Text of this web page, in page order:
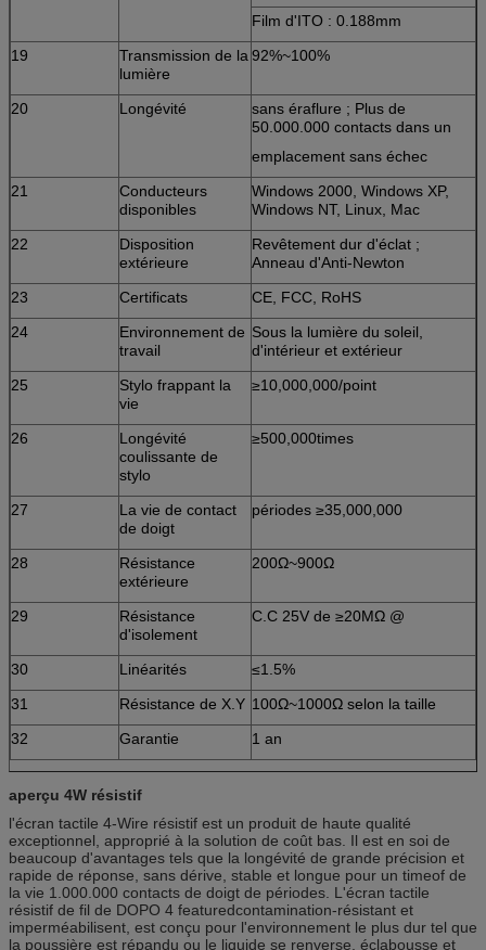
Film d'ITO : 0.188mm
19
Transmission de la
lumière
92%~100%
20 Longévité
sans éraflure ; Plus de
50.000.000 contacts dans un
emplacement sans échec
21
Conducteurs
disponibles
Windows 2000, Windows XP,
Windows NT, Linux, Mac
22
Disposition
extérieure
Revêtement dur d'éclat ;
Anneau d'Anti-Newton
23
Certificats
CE, FCC, RoHS
24
Environnement de
travail
Sous la lumière du soleil,
d'intérieur et extérieur
25
Stylo frappant la
vie
≥10,000,000/point
26
Longévité
coulissante de
stylo
≥500,000times
27
La vie de contact
de doigt
périodes ≥35,000,000
28
Résistance
extérieure
200Ω~900Ω
29
Résistance
d'isolement
C.C 25V de ≥20MΩ @
30 Linéarités
≤1.5%
31
Résistance de X.Y 100Ω~1000Ω selon la taille
32
Garantie 1 an
aperçu 4W résistif
l'écran tactile 4-Wire résistif est un produit de haute qualité
exceptionnel, approprié à la solution de coût bas. Il est en soi de
beaucoup d'avantages tels que la longévité de grande précision et
rapide de réponse, sans dérive, stable et longue pour un timeof de
la vie 1.000.000 contacts de doigt de périodes. L'écran tactile
résistif de fil de DOPO 4 featuredcontamination-résistant et
imperméabilisent, est conçu pour l'environnement le plus dur tel que
la poussière est répandu ou le liquide se renverse, éclabousse et